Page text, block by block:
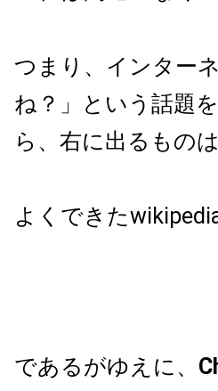
つまり、インター
ね？」という話題
ら、右に出るもの
よくできた
であるがゆえに、